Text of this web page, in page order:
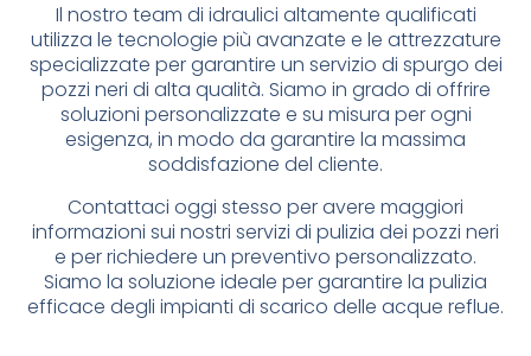
Il nostro team di idraulici altamente qualificati
utilizza le tecnologie più avanzate e le attrezzature
specializzate per garantire un servizio di spurgo dei
pozzi neri di alta qualità. Siamo in grado di offrire
soluzioni personalizzate e su misura per ogni
esigenza, in modo da garantire la massima
soddisfazione del cliente.
Contattaci oggi stesso per avere maggiori
informazioni sui nostri servizi di pulizia dei pozzi neri
e per richiedere un preventivo personalizzato.
Siamo la soluzione ideale per garantire la pulizia
efficace degli impianti di scarico delle acque reflue.